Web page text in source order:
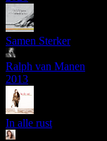
Samen Sterker
Ralph van Manen
2013
In alle rust